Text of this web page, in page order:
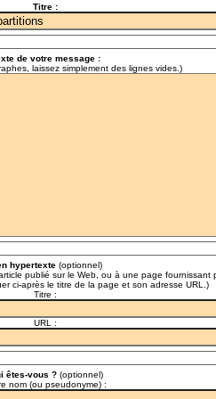
Titre :
de votre message :
laissez simplement des lignes vides.)
hypertexte (optionnel)
publié sur le Web, ou à une page fournissant
ci-après le titre de la page et son adresse URL.)
Titre :
URL :
êtes-vous ?(optionnel)
nom (ou pseudonyme) :